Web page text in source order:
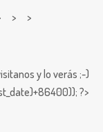
> > >
y lo verás ;-)
?>